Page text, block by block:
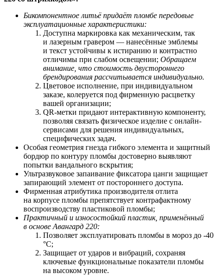
Бикомпонентное литьё придаёт пломбе передовые
эксплуатационные характеристики:
Доступна маркировка как механическим, так
и лазерным гравером — нанесённые эмблемы
и текст устойчивы к истиранию и контрастно
отличимы при слабом освещении; Обращаем
внимание, что стоимость двустороннего
брендирования рассчитывается индивидуально.
Цветовое исполнение, при индивидуальном
заказе, колеруется под фирменную расцветку
вашей организации;
QR-метки придают интерактивную компоненту,
позволяя связать физическое изделие с онлайн-
сервисами для решения индивидуальных,
специфических задач.
Особая геометрия гнезда гибкого элемента и защитный
бордюр по контуру пломбы достоверно выявляют
попытки вандального вскрытия;
Ультразвуковое запаивание фиксатора цанги защищает
запирающий элемент от постороннего доступа.
Фирменная атрибутика производителя отлита
на корпусе пломбы препятствует контрафактному
воспроизводству пластиковой пломбы;
Практичный и износостойкий пластик, применённый
в основе Авангард 220:
Позволяет эксплуатировать пломбы в мороз до -40
°С;
Защищает от ударов и вибраций, сохраняя
ключевые функциональные показатели пломбы
на высоком уровне.